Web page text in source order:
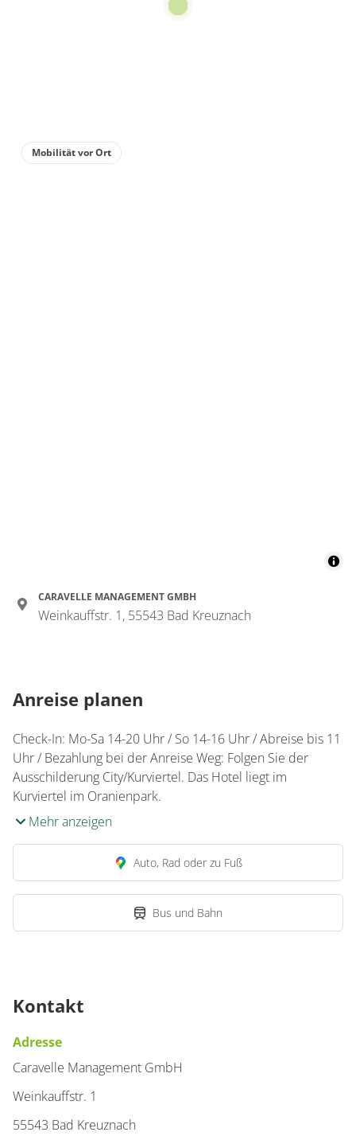
59 Zimmer
Details anzeigen für Suite
Mobilität vor Ort
CARAVELLE MANAGEMENT GMBH
Weinkauffstr. 1, 55543 Bad Kreuznach
Anreise planen
Check-In: Mo-Sa 14-20 Uhr / So 14-16 Uhr / Abreise bis 11
Uhr / Bezahlung bei der Anreise Weg: Folgen Sie der
Ausschilderung City/Kurviertel. Das Hotel liegt im
Kurviertel im Oranienpark.
Mehr anzeigen
Auto, Rad oder zu Fuß
Bus und Bahn
Kontakt
Adresse
Caravelle Management GmbH
Weinkauffstr. 1
55543 Bad Kreuznach